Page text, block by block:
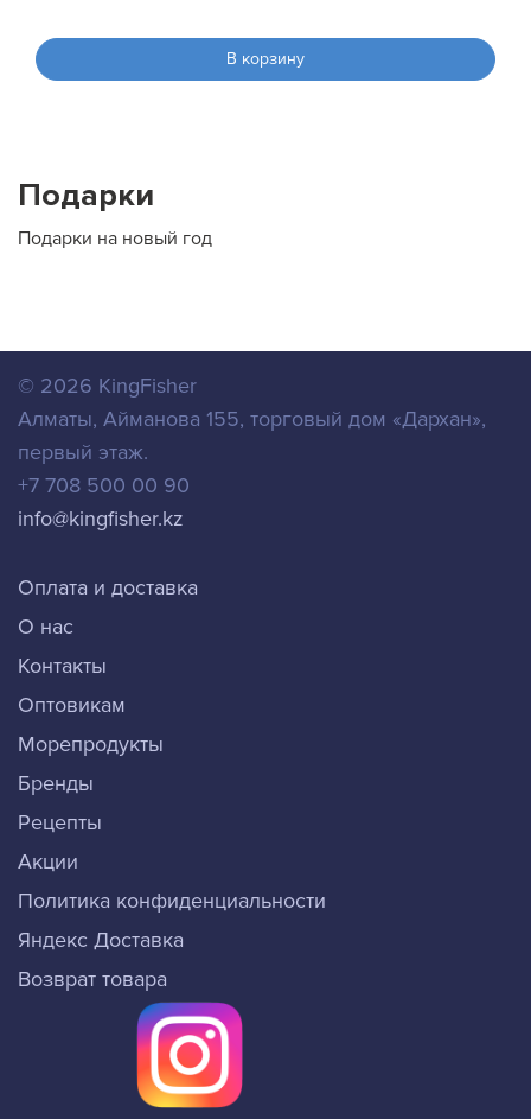
В корзину
Подарки
Подарки на новый год
© 2026 KingFisher
Алматы, Айманова 155, торговый дом «Дархан»,
первый этаж.
+7 708 500 00 90
info@kingfisher.kz
Оплата и доставка
О нас
Контакты
Оптовикам
Морепродукты
Бренды
Рецепты
Акции
Политика конфиденциальности
Яндекс Доставка
Возврат товара